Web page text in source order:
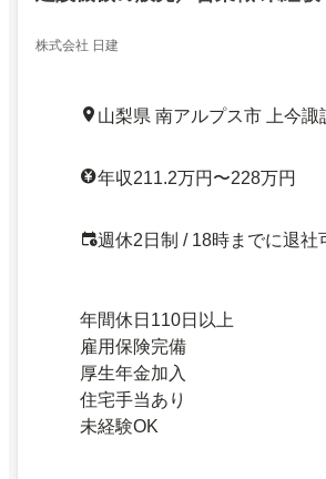
株式会社 日建
山梨県 南アルプス市 上今諏
年収211.2万円〜228万円
週休2日制 / 18時までに退社
年間休日110日以上
雇用保険完備
厚生年金加入
住宅手当あり
未経験OK